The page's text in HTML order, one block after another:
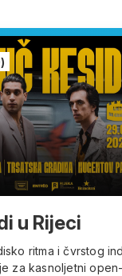
u Rijeci
ritma i čvrstog
za kasnoljetni